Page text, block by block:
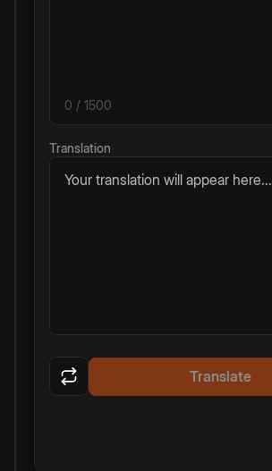
0 / 1500
Translation
Your translation will appear here...
Translate